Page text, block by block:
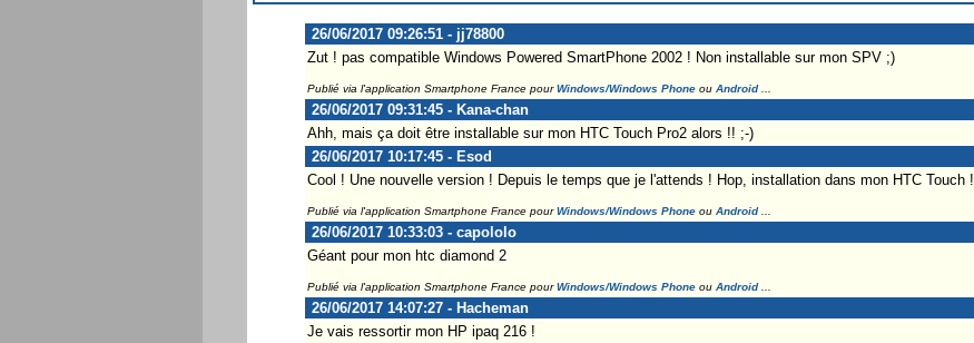
26/06/2017 09:26:51 - jj78800
Zut ! pas compatible Windows Powered SmartPhone 2002 ! Non installable sur mon SPV ;)
Publié via l'application Smartphone France pourWindows/Windows Phoneou Android...
26/06/2017 09:31:45 - Kana-chan
Ahh, mais ça doit être installable sur mon HTC Touch Pro2 alors !! ;-)
26/06/2017 10:17:45 - Esod
Cool ! Une nouvelle version ! Depuis le temps que je l'attends ! Hop, installation dans mon HTC Touch !
Publié via l'application Smartphone France pourWindows/Windows Phoneou Android...
26/06/2017 10:33:03 - capololo
Géant pour mon htc diamond 2
Publié via l'application Smartphone France pourWindows/Windows Phoneou Android...
26/06/2017 14:07:27 - Hacheman
Je vais ressortir mon HP ipaq 216 !